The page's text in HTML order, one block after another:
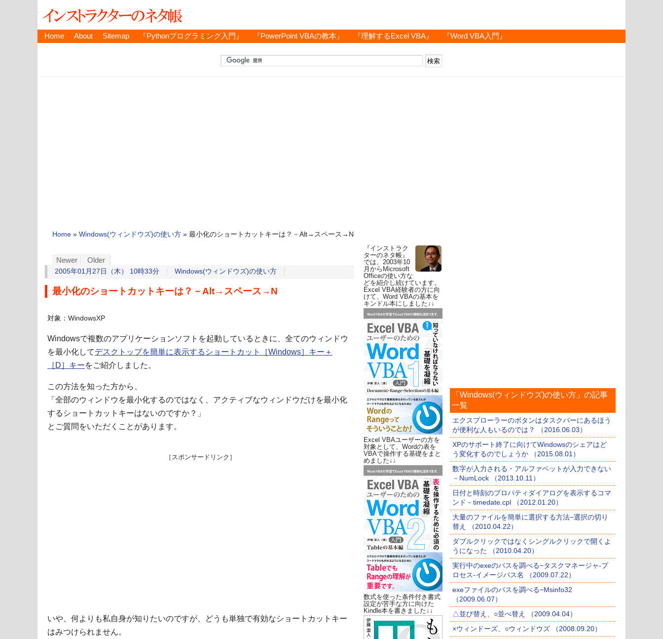
Home About Sitemap 『Pythonプログラミング入門』 『PowerPoint VBAの教本』 『理解するExcel VBA』 『Word VBA入門』
Home » Windows(ウィンドウズ)の使い方 » 最小化のショートカットキーは？－Alt→スペース→N
Newer Older
2005年01月27日（木） 10時33分 Windows(ウィンドウズ)の使い方
最小化のショートカットキーは？－Alt→スペース→N
対象：WindowsXP
Windowsで複数のアプリケーションソフトを起動しているときに、全てのウィンドウ
を最小化してデスクトップを簡単に表示するショートカット［Windows］キー＋
［D］キーをご紹介しました。
この方法を知った方から、
「全部のウィンドウを最小化するのではなく、アクティブなウィンドウだけを最小化
するショートカットキーはないのですか？」
とご質問をいただくことがあります。
［スポンサードリンク］
いや、何よりも私自身が知りたいのですが、どうも単独で有効なショートカットキー
はみつけられません。
『インストラク
ターのネタ帳』
では、2003年10
月からMicrosoft
Officeの使い方な
どを紹介し続けています。
Excel VBA経験者の方に向
けて、Word VBAの基本を
キンドル本にしました↓↓
Excel VBAユーザーの方を
対象として、Wordの表を
VBAで操作する基礎をまと
めました↓↓
数式を使った条件付き書式
設定が苦手な方に向けた
Kindle本を書きました↓↓
「Windows(ウィンドウズ)の使い方」の記事
一覧
エクスプローラーのボタンはタスクバーにあるほう
が便利な人もいるのでは？ （2016.06.03）
XPのサポート終了に向けてWindowsのシェアはど
う変化するのでしょうか （2015.08.01）
数字が入力される・アルファベットが入力できない
－NumLock （2013.10.11）
日付と時刻のプロパティダイアログを表示するコマ
ンド－timedate.cpl （2012.01.20）
大量のファイルを簡単に選択する方法−選択の切り
替え （2010.04.22）
ダブルクリックではなくシングルクリックで開くよ
うになった （2010.04.20）
実行中のexeのパスを調べる−タスクマネージャ-プ
ロセス-イメージパス名 （2009.07.22）
exeファイルのパスを調べる−Msinfo32
（2009.06.07）
△並び替え、○並べ替え （2009.04.04）
×ウィンドーズ、○ウィンドウズ （2008.09.20）